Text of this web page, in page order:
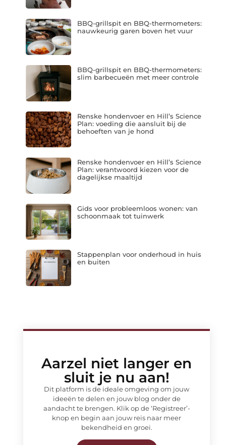
BBQ-grillspit en BBQ-thermometers:
nauwkeurig garen boven het vuur
BBQ-grillspit en BBQ-thermometers:
slim barbecueën met meer controle
Renske hondenvoer en Hill’s Science
Plan: voeding die aansluit bij de
behoeften van je hond
Renske hondenvoer en Hill’s Science
Plan: verantwoord kiezen voor de
dagelijkse maaltijd
Gids voor probleemloos wonen: van
schoonmaak tot tuinwerk
Stappenplan voor onderhoud in huis
en buiten
Aarzel niet langer en
sluit je nu aan!
Dit platform is de ideale omgeving om jouw
ideeën te delen en jouw blog onder de
aandacht te brengen. Klik op de ‘Registreer’-
knop en begin aan jouw reis naar meer
bekendheid en groei.